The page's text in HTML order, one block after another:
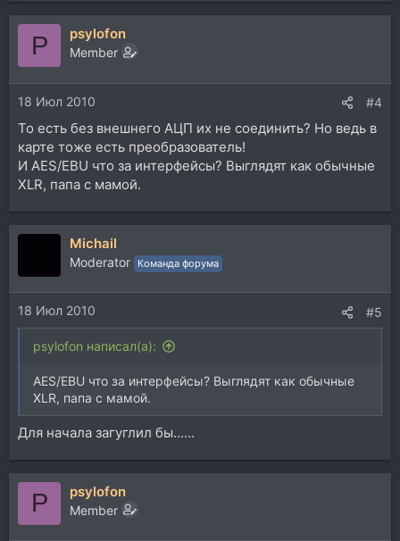
P psylofon
Member
18 Июл 2010 #4
То есть без внешнего АЦП их не соединить? Но ведь в
карте тоже есть преобразователь!
И AES/EBU что за интерфейсы? Выглядят как обычные
XLR, папа с мамой.
Michail
Moderator Команда форума
18 Июл 2010 #5
psylofon написал(а):
AES/EBU что за интерфейсы? Выглядят как обычные
XLR, папа с мамой.
Для начала загуглил бы......
P psylofon
Member